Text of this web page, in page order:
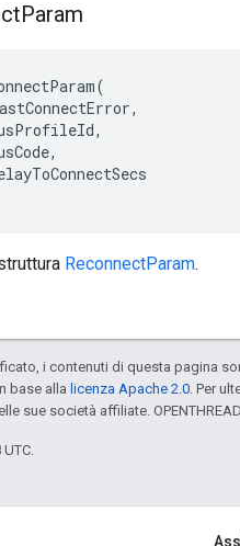
Param
ReconnectParam.
i contenuti di questa pagina
base alla licenza Apache 2.0. Per
sue società affiliate.